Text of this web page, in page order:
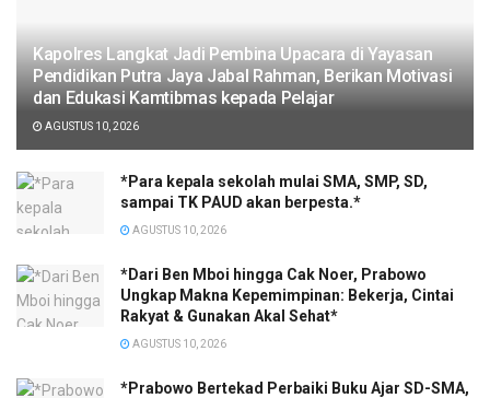
Kapolres Langkat Jadi Pembina Upacara di Yayasan
Pendidikan Putra Jaya Jabal Rahman, Berikan Motivasi
dan Edukasi Kamtibmas kepada Pelajar
AGUSTUS 10, 2026
*Para kepala sekolah mulai SMA, SMP, SD,
sampai TK PAUD akan berpesta.*
AGUSTUS 10, 2026
*Dari Ben Mboi hingga Cak Noer, Prabowo
Ungkap Makna Kepemimpinan: Bekerja, Cintai
Rakyat & Gunakan Akal Sehat*
AGUSTUS 10, 2026
*Prabowo Bertekad Perbaiki Buku Ajar SD-SMA,